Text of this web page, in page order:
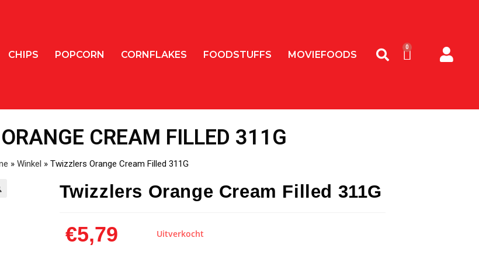
CHIPS POPCORN CORNFLAKES FOODSTUFFS MOVIEFOODS
CREAM FILLED 311G
» Winkel » Twizzlers Orange Cream Filled 311G
Twizzlers Orange Cream Filled 311G
€5,79 Uitverkocht